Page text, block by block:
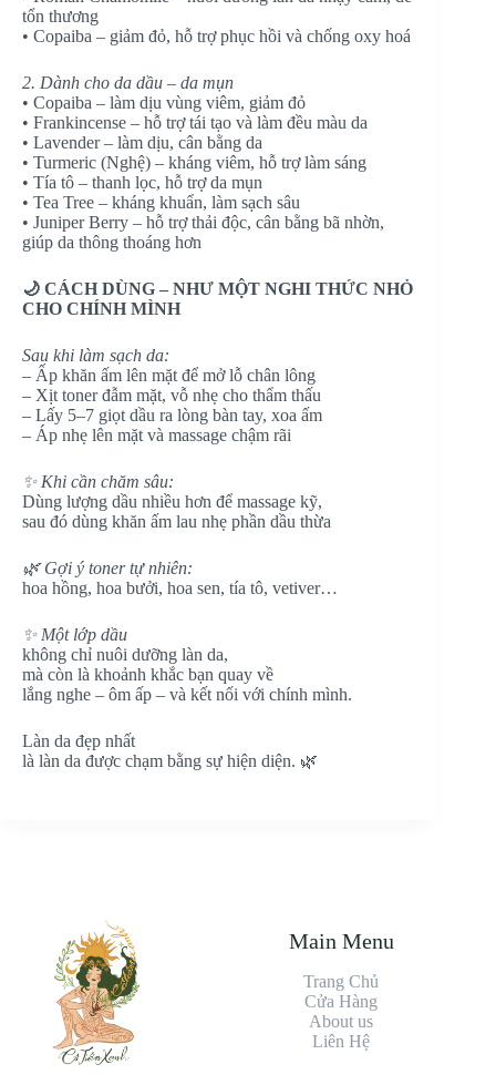
tổn thương
• Copaiba – giảm đỏ, hỗ trợ phục hồi và chống oxy hoá
2. Dành cho da dầu – da mụn
• Copaiba – làm dịu vùng viêm, giảm đỏ
• Frankincense – hỗ trợ tái tạo và làm đều màu da
• Lavender – làm dịu, cân bằng da
• Turmeric (Nghệ) – kháng viêm, hỗ trợ làm sáng
• Tía tô – thanh lọc, hỗ trợ da mụn
• Tea Tree – kháng khuẩn, làm sạch sâu
• Juniper Berry – hỗ trợ thải độc, cân bằng bã nhờn,
giúp da thông thoáng hơn
🌙 CÁCH DÙNG – NHƯ MỘT NGHI THỨC NHỎ
CHO CHÍNH MÌNH
Sau khi làm sạch da:
– Ấp khăn ấm lên mặt để mở lỗ chân lông
– Xịt toner đẫm mặt, vỗ nhẹ cho thẩm thấu
– Lấy 5–7 giọt dầu ra lòng bàn tay, xoa ấm
– Áp nhẹ lên mặt và massage chậm rãi
✨ Khi cần chăm sâu:
Dùng lượng dầu nhiều hơn để massage kỹ,
sau đó dùng khăn ấm lau nhẹ phần dầu thừa
🌿 Gợi ý toner tự nhiên:
hoa hồng, hoa bưởi, hoa sen, tía tô, vetiver…
✨ Một lớp dầu
không chỉ nuôi dưỡng làn da,
mà còn là khoảnh khắc bạn quay về
lắng nghe – ôm ấp – và kết nối với chính mình.
Làn da đẹp nhất
là làn da được chạm bằng sự hiện diện. 🌿
Main Menu
Trang Chủ
Cửa Hàng
About us
Liên Hệ